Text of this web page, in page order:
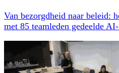
Van bezorgdheid naar beleid:
met 85 teamleden gedeelde